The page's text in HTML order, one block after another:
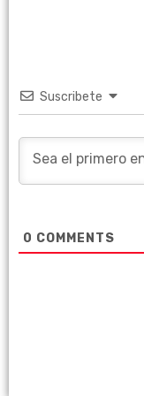
Suscribete
0 COMMENTS